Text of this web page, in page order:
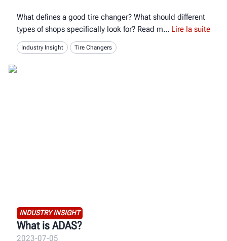
What defines a good tire changer? What should different
types of shops specifically look for? Read m
Lire la suite
Industry Insight Tire Changers
INDUSTRY INSIGHT
What is ADAS?
2023-07-05